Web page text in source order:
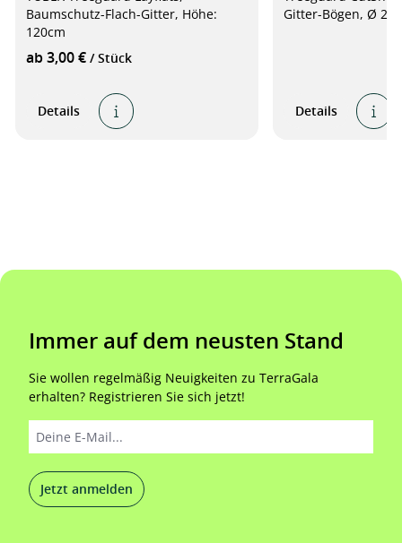
Baumschutz-Flach-Gitter, Höhe:
120cm
ab 3,00 € / Stück
Details
Gitter-Bögen, Ø
Details
Immer auf dem neusten Stand
Sie wollen regelmäßig Neuigkeiten zu TerraGala
erhalten? Registrieren Sie sich jetzt!
Jetzt anmelden